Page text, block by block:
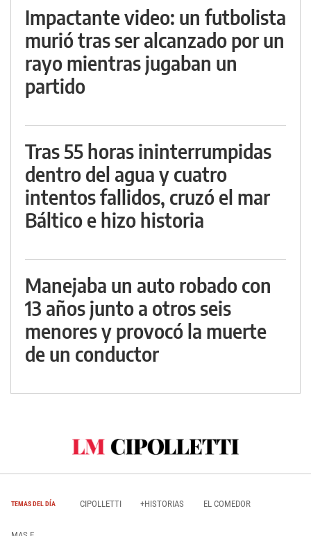
Impactante video: un futbolista
murió tras ser alcanzado por un
rayo mientras jugaban un
partido
Tras 55 horas ininterrumpidas
dentro del agua y cuatro
intentos fallidos, cruzó el mar
Báltico e hizo historia
Manejaba un auto robado con
13 años junto a otros seis
menores y provocó la muerte
de un conductor
TEMAS DEL DÍA CIPOLLETTI +HISTORIAS EL COMEDOR